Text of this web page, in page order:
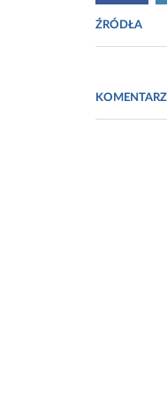
ŹRÓDŁA